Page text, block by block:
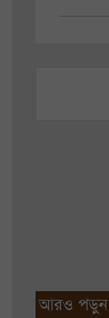
আরও পড়ুন